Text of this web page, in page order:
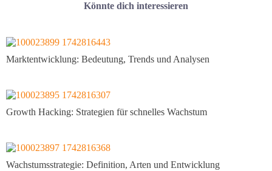
Könnte dich interessieren
Marktentwicklung: Bedeutung, Trends und Analysen
Growth Hacking: Strategien für schnelles Wachstum
Wachstumsstrategie: Definition, Arten und Entwicklung